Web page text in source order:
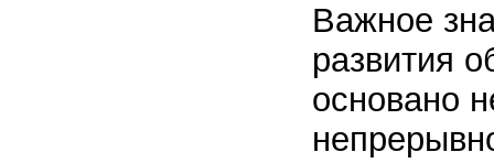
Важное
развития
основано